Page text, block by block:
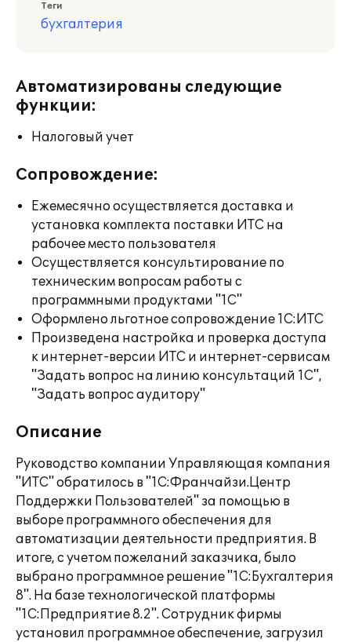
Теги
бухгалтерия
Автоматизированы следующие
функции:
Налоговый учет
Сопровождение:
Ежемесячно осуществляется доставка и
установка комплекта поставки ИТС на
рабочее место пользователя
Осуществляется консультирование по
техническим вопросам работы с
программными продуктами "1С"
Оформлено льготное сопровождение 1С:ИТС
Произведена настройка и проверка доступа
к интернет-версии ИТС и интернет-сервисам
"Задать вопрос на линию консультаций 1С",
"Задать вопрос аудитору"
Описание
Руководство компании Управляющая компания
"ИТС" обратилось в "1С:Франчайзи.Центр
Поддержки Пользователей" за помощью в
выборе программного обеспечения для
автоматизации деятельности предприятия. В
итоге, с учетом пожеланий заказчика, было
выбрано программное решение "1С:Бухгалтерия
8". На базе технологической платформы
"1С:Предприятие 8.2". Сотрудник фирмы
установил программное обеспечение, загрузил